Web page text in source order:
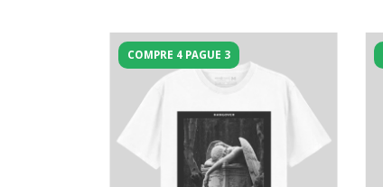
COMPRE 4 PAGUE 3